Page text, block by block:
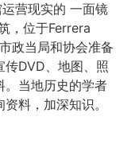
营现实的 一面镜
，位于Ferrera
政当局和协会准备
DVD、地图、照
。当地历史的学者
料，加深知识。